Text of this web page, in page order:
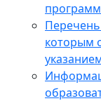
которым